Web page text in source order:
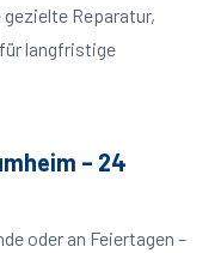
Reparatur,
langfristige
– 24
oder an Feiertagen –